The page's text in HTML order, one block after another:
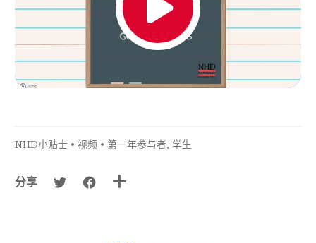
NHD小贴士 • 视频 • 第一年参与者, 学生
分享